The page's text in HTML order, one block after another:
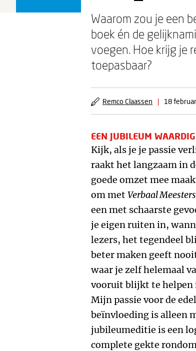
Waarom zou je een
boek én de
voegen. Hoe krijg je
toepasbaar?
Remco Claassen | 18
EEN JUBILEUM WAARDIG
Kijk, als je je passie
raakt het langzaam in
goede omzet mee
om met Verbaal
een met schaarste
je eigen ruiten in,
lezers, het tegendeel
beter maken geeft
waar je zelf helemaal
vooruit blijkt te helpen
Mijn passie voor de
beïnvloeding is alleen
jubileumeditie is een
complete gekte